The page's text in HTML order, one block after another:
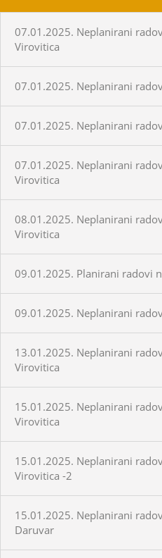
07.01.2025. Neplanirani
Virovitica
07.01.2025. Neplanirani
07.01.2025. Neplanirani
07.01.2025. Neplanirani
Virovitica
08.01.2025. Neplanirani
Virovitica
09.01.2025. Planirani radovi
09.01.2025. Neplanirani
13.01.2025. Neplanirani
Virovitica
15.01.2025. Neplanirani
Virovitica
15.01.2025. Neplanirani
Virovitica -2
15.01.2025. Neplanirani
Daruvar